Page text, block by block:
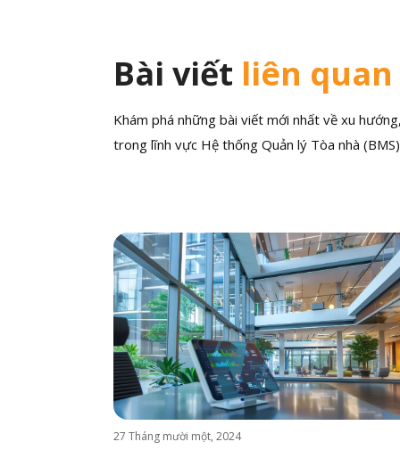
Bài viết liên quan
Khám phá những bài viết mới nhất về xu
trong lĩnh vực Hệ thống Quản lý Tòa nhà
27 Tháng mười một, 2024